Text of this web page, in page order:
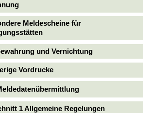
Meldescheine für
und Vernichtung
Vordrucke
1 Allgemeine Regelungen